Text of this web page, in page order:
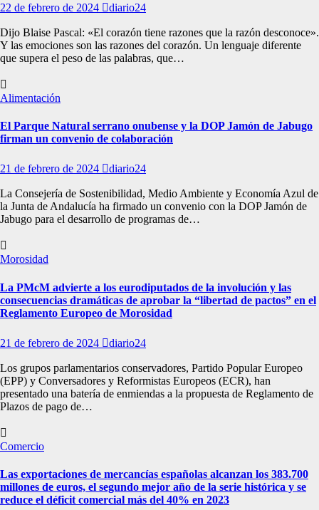
22 de febrero de 2024 diario24
Dijo Blaise Pascal: «El corazón tiene razones que la razón desconoce».
Y las emociones son las razones del corazón. Un lenguaje diferente
que supera el peso de las palabras, que…
Alimentación
El Parque Natural serrano onubense y la DOP Jamón de Jabugo
firman un convenio de colaboración
21 de febrero de 2024 diario24
La Consejería de Sostenibilidad, Medio Ambiente y Economía Azul de
la Junta de Andalucía ha firmado un convenio con la DOP Jamón de
Jabugo para el desarrollo de programas de…
Morosidad
La PMcM advierte a los eurodiputados de la involución y las
consecuencias dramáticas de aprobar la “libertad de pactos” en el
Reglamento Europeo de Morosidad
21 de febrero de 2024 diario24
Los grupos parlamentarios conservadores, Partido Popular Europeo
(EPP) y Conversadores y Reformistas Europeos (ECR), han
presentado una batería de enmiendas a la propuesta de Reglamento de
Plazos de pago de…
Comercio
Las exportaciones de mercancías españolas alcanzan los 383.700
millones de euros, el segundo mejor año de la serie histórica y se
reduce el déficit comercial más del 40% en 2023